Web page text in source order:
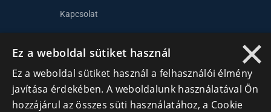
Kapcsolat
Lépj kapcsolatba velünk
+40 740 856 970
×
Ez a weboldal sütiket használ
Ez a weboldal sütiket használ a felhasználói élmény
javítása érdekében. A weboldalunk használatával Ön
hozzájárul az összes süti használatához, a Cookie